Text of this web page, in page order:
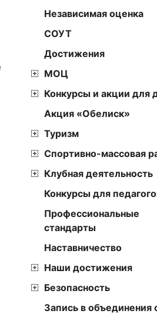
Независимая оценка
СОУТ
Достижения
МОЦ
Конкурсы и акции для
Акция «Обелиск»
Туризм
Спортивно-массовая
Клубная деятельность
Конкурсы для
Профессиональные
стандарты
Наставничество
Наши достижения
Безопасность
Запись в объединения